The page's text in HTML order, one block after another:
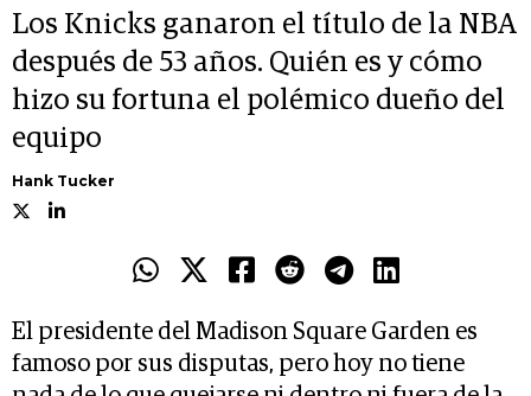
Los Knicks ganaron el título de la NBA
después de 53 años. Quién es y cómo
hizo su fortuna el polémico dueño del
equipo
Hank Tucker
El presidente del Madison Square Garden es
famoso por sus disputas, pero hoy no tiene